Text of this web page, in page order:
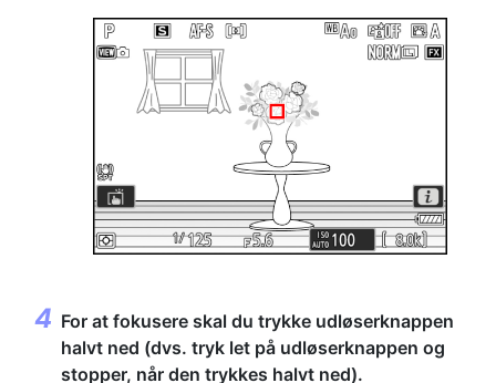
For at fokusere skal du trykke udløserknappen
halvt ned (dvs. tryk let på udløserknappen og
stopper, når den trykkes halvt ned).